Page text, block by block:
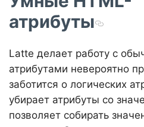
атрибуты
Latte делает работу с
атрибутами невероятно
заботится о логических
убирает атрибуты со
позволяет собирать